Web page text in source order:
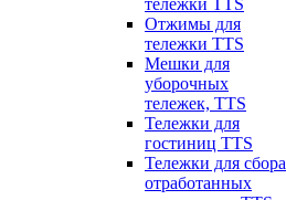
тележки TTS
Отжимы для
тележки TTS
Мешки для
уборочных
тележек, TTS
Тележки для
гостиниц TTS
Тележки для сбора
отработанных